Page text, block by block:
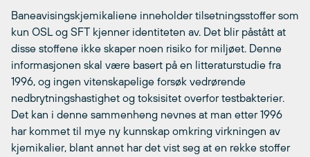
Baneavisingskjemikaliene inneholder tilsetningsstoffer som
kun OSL og SFT kjenner identiteten av. Det blir påstått at
disse stoffene ikke skaper noen risiko for miljøet. Denne
informasjonen skal være basert på en litteraturstudie fra
1996, og ingen vitenskapelige forsøk vedrørende
nedbrytningshastighet og toksisitet overfor testbakterier.
Det kan i denne sammenheng nevnes at man etter 1996
har kommet til mye ny kunnskap omkring virkningen av
kjemikalier, blant annet har det vist seg at en rekke stoffer